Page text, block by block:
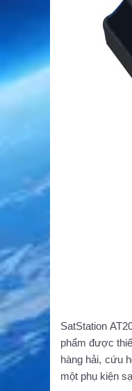
SatStation
phẩm được
hàng hải, cứu
một phụ kiện